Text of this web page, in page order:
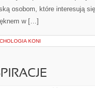
osobom, które interesują
w […]
KONI